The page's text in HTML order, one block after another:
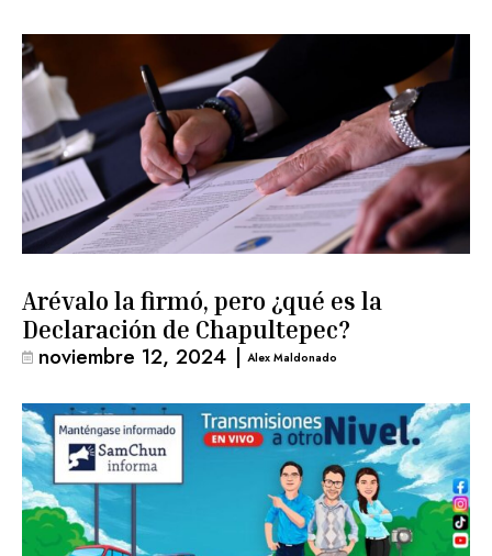
Arévalo la firmó, pero ¿qué es la
Declaración de Chapultepec?
noviembre 12, 2024 | Alex Maldonado